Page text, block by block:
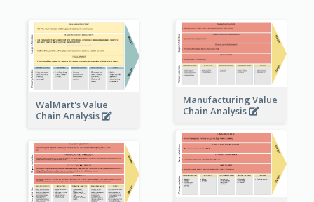
WalMart's Value
Chain Analysis
Manufacturing Value
Chain Analysis